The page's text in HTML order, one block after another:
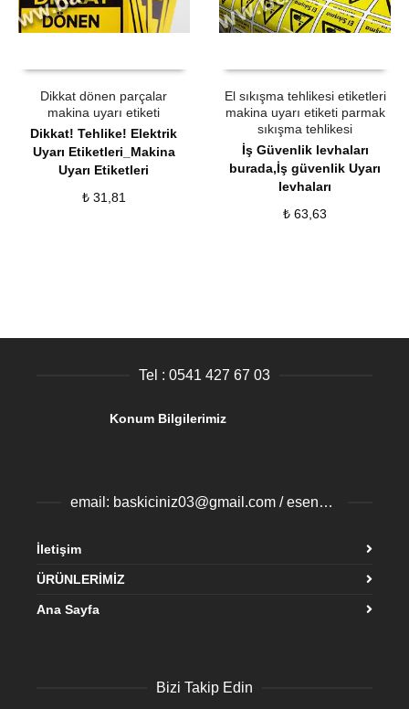
Dikkat dönen parçalar
makina uyarı etiketi
Dikkat! Tehlike! Elektrik
Uyarı Etiketleri_Makina
Uyarı Etiketleri
₺31,81
El sıkışma tehlikesi etiketleri
makina uyarı etiketi parmak
sıkışma tehlikesi
İş Güvenlik levhaları
burada,İş güvenlik Uyarı
levhaları
₺ 63,63
Tel : 0541 427 67 03
Konum Bilgilerimiz
email: baskiciniz03@gmail.com / esenyurtbaski@gmail.com
İletişim
ÜRÜNLERİMİZ
Ana Sayfa
Bizi Takip Edin